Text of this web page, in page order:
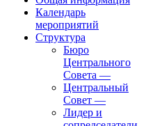
Календарь
мероприятий
Структура
Бюро
Центрального
Совета —
Центральный
Совет —
Лидер и